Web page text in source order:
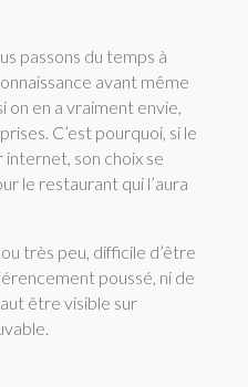
passons du temps à
avant même
on en a vraiment envie,
C’est pourquoi, si le
son choix se
le restaurant qui l’aura
très peu, difficile d’être
poussé, ni de
être visible sur